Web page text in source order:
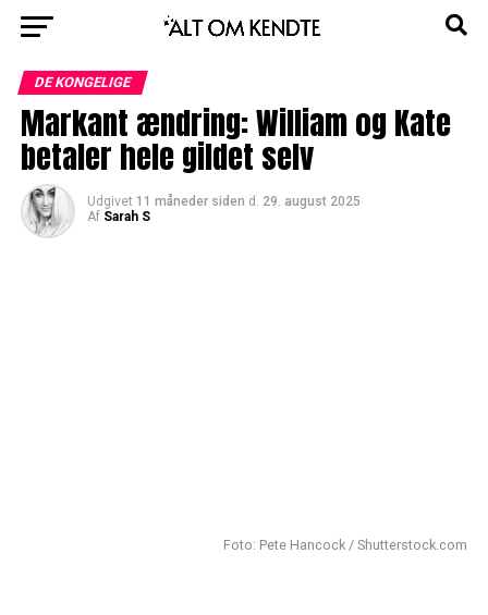
DE KONGELIGE
Markant ændring: William og Kate
betaler hele gildet selv
Udgivet 11 måneder siden d. 29. august 2025
Af Sarah S
Foto: Pete Hancock / Shutterstock.com